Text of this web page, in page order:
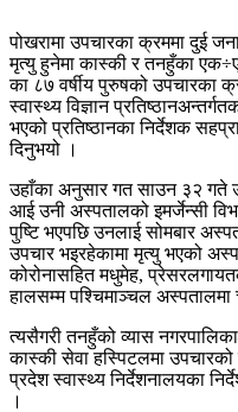
पोखरामा उपचारका क्रममा दुई
मृत्यु हुनेमा कास्की र तनहुँका
का ८७ वर्षीय पुरुषको उपचारका
स्वास्थ्य विज्ञान
भएको प्रतिष्ठानका निर्देशक
दिनुभयो ।
उहाँका अनुसार गत साउन ३२ गते
आई उनी अस्पतालको इमर्जेन्सी
पुष्टि भएपछि उनलाई सोमबार
उपचार भइरहेकामा मृत्यु भएको
कोरोनासहित मधुमेह,
हालसम्म पश्चिमाञ्चल
त्यसैगरी तनहुँको व्यास
कास्की सेवा हस्पिटलमा
प्रदेश स्वास्थ्य निर्देशनालयका
।